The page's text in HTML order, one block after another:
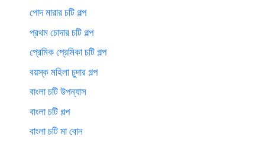
পোদ মারার চটি গল্প
প্রথম চোদার চটি গল্প
প্রেমিক প্রেমিকা চটি গল্প
বয়স্ক মহিলা চুদার গল্প
বাংলা চটি উপন্যাস
বাংলা চটি গল্প
বাংলা চটি মা বোন